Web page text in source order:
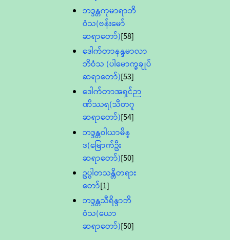
ဘဒ္ဒန္တကုမာရာဘိ
ဝံသ(ဗန်းမော်
ဆရာတော်)[58]
ဒေါက်တာနန္ဒမာလာ
ဘိဝံသ (ပါမောက္ခချုပ်
ဆရာတော်)[53]
ဒေါက်တာအရှင်ဉာ
ဏိဿရ(သီတဂူ
ဆရာတော်)[54]
ဘဒ္ဒန္တဝါယာမိန္
ဒ(မြောက်ဦး
ဆရာတော်)[50]
ဥပ္ပါတသန္တိတရား
တော်[1]
ဘဒ္ဒန္တသီရိန္ဒာဘိ
ဝံသ(ယော
ဆရာတော်)[50]